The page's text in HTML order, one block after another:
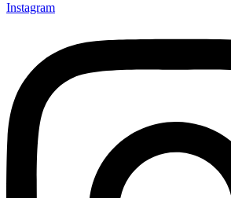
Instagram